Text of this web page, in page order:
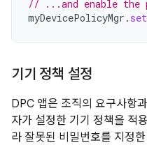
// ...and enable the
myDevicePolicyMgr .
기기 정책 설정
DPC 앱은 조직의 요구사항
자가 설정한 기기 정책을 적
라 잘못된 비밀번호를 지정